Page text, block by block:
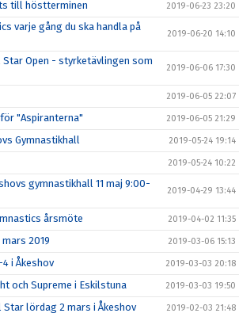
till höstterminen 2019-06-23 23:20
varje gång du ska handla på
2019-06-20 14:10
Open - styrketävlingen som
2019-06-06 17:30
2019-06-05 22:07
"Aspiranterna" 2019-06-05 21:29
Gymnastikhall 2019-05-24 19:14
2019-05-24 10:22
gymnastikhall 11 maj 9:00-
2019-04-29 13:44
årsmöte 2019-04-02 11:35
2019 2019-03-06 15:13
i Åkeshov 2019-03-03 20:18
och Supreme i Eskilstuna 2019-03-03 19:50
Star lördag 2 mars i Åkeshov 2019-02-03 21:48